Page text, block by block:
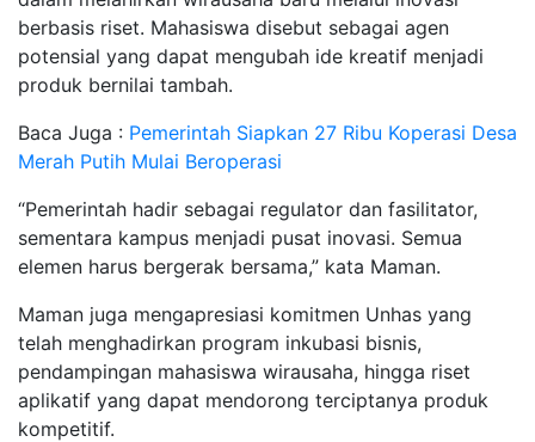
berbasis riset. Mahasiswa disebut sebagai agen
potensial yang dapat mengubah ide kreatif menjadi
produk bernilai tambah.
Baca Juga : Pemerintah Siapkan 27 Ribu Koperasi Desa
Merah Putih Mulai Beroperasi
“Pemerintah hadir sebagai regulator dan fasilitator,
sementara kampus menjadi pusat inovasi. Semua
elemen harus bergerak bersama,” kata Maman.
Maman juga mengapresiasi komitmen Unhas yang
telah menghadirkan program inkubasi bisnis,
pendampingan mahasiswa wirausaha, hingga riset
aplikatif yang dapat mendorong terciptanya produk
kompetitif.